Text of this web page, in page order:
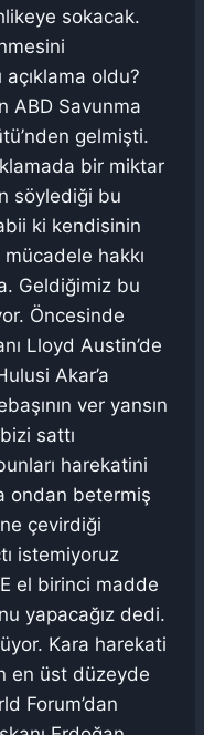
sokacak.
açıklama oldu?
ABD Savunma
gelmişti.
bir miktar
söylediği bu
ki kendisinin
hakkı
Geldiğimiz bu
Öncesinde
Lloyd Austin’de
Akar’a
ver yansın
sattı
harekatini
ondan betermiş
çevirdiği
istemiyoruz
el birinci madde
yapacağız dedi.
Kara harekati
en üst düzeyde
Forum’dan